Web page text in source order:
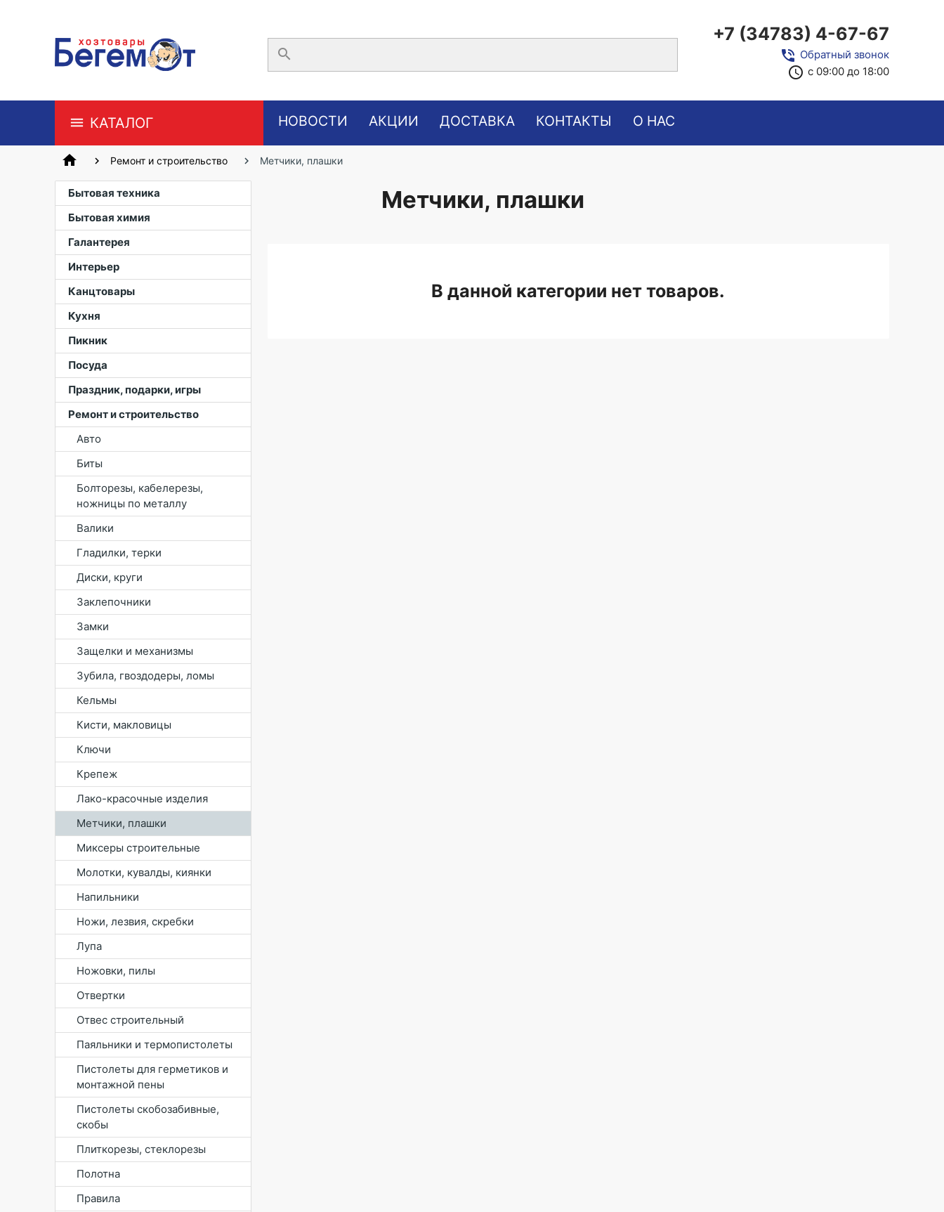
search
+7 (34783) 4-67-67
phone_in_talk Обратный звонок
access_time с 09:00 до 18:00
КАТАЛОГ НОВОСТИ АКЦИИ ДОСТАВКА КОНТАКТЫ О НАС
home Ремонт и строительство Метчики, плашки
Бытовая техника
Бытовая химия
Галантерея
Интерьер
Канцтовары
Кухня
Пикник
Посуда
Праздник, подарки, игры
Ремонт и строительство
Авто
Биты
Болторезы, кабелерезы,
ножницы по металлу
Валики
Гладилки, терки
Диски, круги
Заклепочники
Замки
Защелки и механизмы
Зубила, гвоздодеры, ломы
Кельмы
Кисти, макловицы
Ключи
Крепеж
Лако-красочные изделия
Метчики, плашки
Миксеры строительные
Молотки, кувалды, киянки
Напильники
Ножи, лезвия, скребки
Лупа
Ножовки, пилы
Отвертки
Отвес строительный
Паяльники и термопистолеты
Пистолеты для герметиков и
монтажной пены
Пистолеты скобозабивные,
скобы
Плиткорезы, стеклорезы
Полотна
Правила
Метчики, плашки
В данной категории нет товаров.